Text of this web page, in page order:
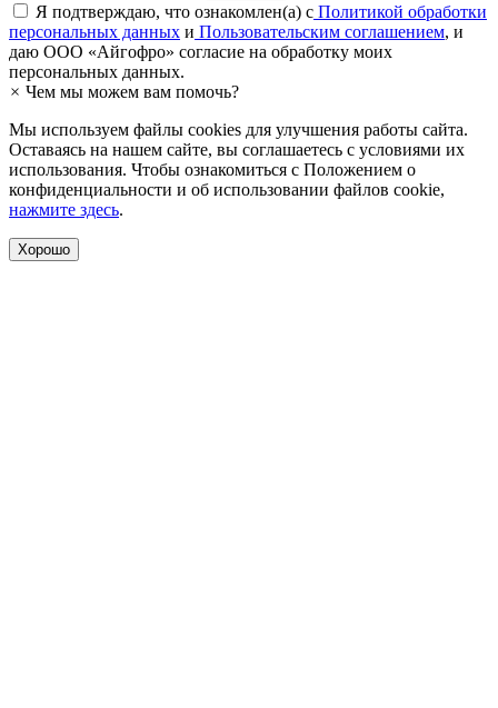
Я подтверждаю, что ознакомлен(а) с Политикой обработки
персональных данных и Пользовательским соглашением, и
даю ООО «Айгофро» согласие на обработку моих
персональных данных.
× Чем мы можем вам помочь?
Мы используем файлы cookies для улучшения работы сайта.
Оставаясь на нашем сайте, вы соглашаетесь с условиями их
использования. Чтобы ознакомиться с Положением о
конфиденциальности и об использовании файлов cookie,
нажмите здесь.
Хорошо